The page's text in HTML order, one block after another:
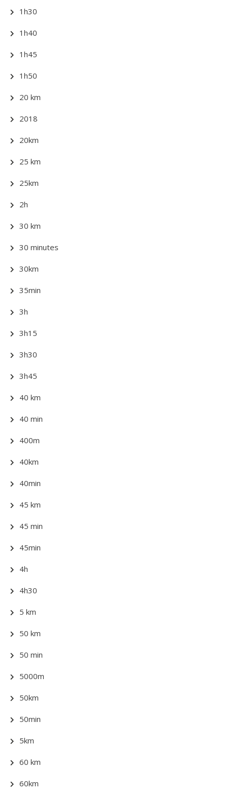
1h30
1h40
1h45
1h50
20 km
2018
20km
25 km
25km
2h
30 km
30 minutes
30km
35min
3h
3h15
3h30
3h45
40 km
40 min
400m
40km
40min
45 km
45 min
45min
4h
4h30
5 km
50 km
50 min
5000m
50km
50min
5km
60 km
60km